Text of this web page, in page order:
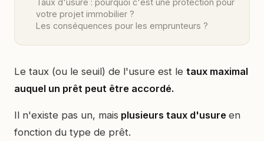
votre projet immobilier ?
Les conséquences pour les emprunteurs ?
Le taux (ou le seuil) de l'usure est le taux maximal
auquel un prêt peut être accordé.
Il n'existe pas un, mais plusieurs taux d'usure en
fonction du type de prêt.